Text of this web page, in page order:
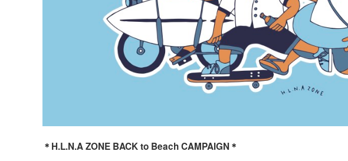
＊H.L.N.A ZONE BACK to Beach CAMPAIGN＊